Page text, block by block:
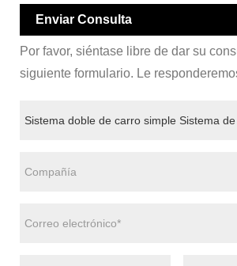
Enviar Consulta
Por favor, siéntase libre de dar su
siguiente formulario. Le